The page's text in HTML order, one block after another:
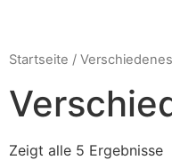
Startseite / Verschiedenes
Zeigt alle 5 Ergebnisse